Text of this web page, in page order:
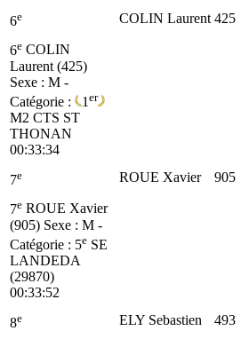
6e COLIN Laurent 425
6e COLIN
Laurent (425)
Sexe : M -
Catégorie :
1 er
M2 CTS ST
THONAN
00:33:34
7e ROUE Xavier 905
7e ROUE Xavier
(905) Sexe : M -
Catégorie : 5e SE
LANDEDA
(29870)
00:33:52
8e ELY Sebastien 493